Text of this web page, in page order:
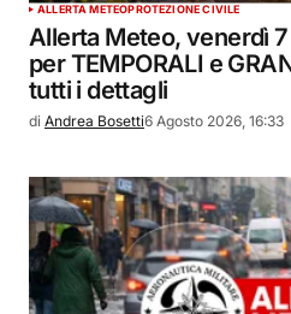
ALLERTA METEOPROTEZIONE CIVILE
Allerta Meteo, venerdì
per TEMPORALI e
tutti i dettagli
di Andrea Bosetti6 Agosto 2026, 16:33